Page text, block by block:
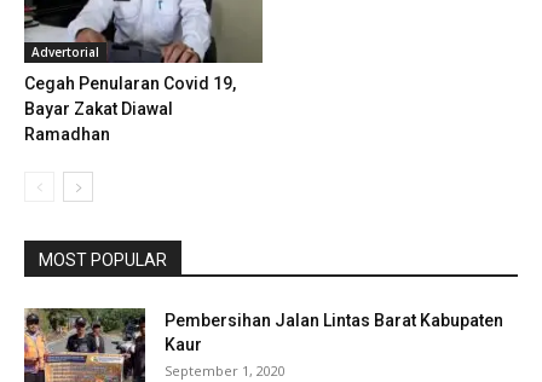
Advertorial
Cegah Penularan Covid 19,
Bayar Zakat Diawal
Ramadhan
MOST POPULAR
Pembersihan Jalan Lintas Barat Kabupaten
Kaur
September 1, 2020